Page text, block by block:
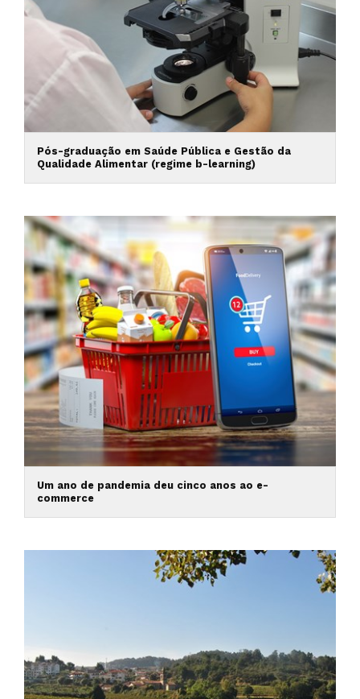
Pós-graduação em Saúde Pública e Gestão da
Qualidade Alimentar (regime b-learning)
Um ano de pandemia deu cinco anos ao e-
commerce